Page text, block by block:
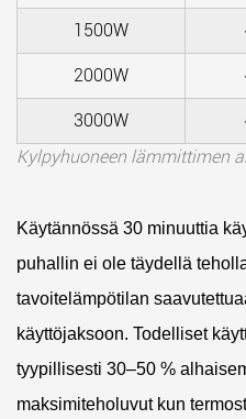
Kylpyhuoneen lämmittimen
1500W
2000W
3000W
Käytännössä 30 minuuttia
puhallin ei ole täydellä
tavoitelämpötilan
käyttöjaksoon. Todelliset
tyypillisesti 30–50 %
maksimiteholuvut kun